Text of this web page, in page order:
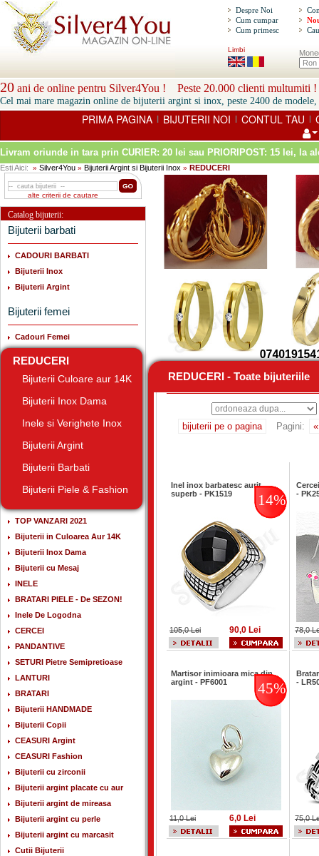
Despre Noi
Cum cumpar
Cum primesc
Limbi
20 ani de online pentru Silver4You ! Peste 20.000 clienti multumiti !
Cel mai mare magazin online de bijuterii argint si inox, peste 2400 de modele,
PRIMA PAGINA | BIJUTERII NOI | CONTUL TAU |
Livram oriunde in tara prin CURIER: 20 lei sau PRIORIPOST: 15 lei, la
Esti Aici: » Silver4You » Bijuterii Argint si Bijuterii Inox » REDUCERI
alte criterii de cautare
Catalog bijuterii:
Bijuterii barbati
CADOURI BARBATI
Bijuterii Inox
Bijuterii Argint
Bijuterii femei
Cadouri Femei
REDUCERI
Bijuterii Culoare aur 14K
Bijuterii Inox Dama
Inele si Verighete Inox
Bijuterii Argint
Bijuterii Barbati
Bijuterii Piele & Fashion
TOP VANZARI 2021
Bijuterii in Culoarea Aur 14K
Bijuterii Inox Dama
Bijuterii cu Mesaj
INELE
BRATARI PIELE - De SEZON!
Inele De Logodna
CERCEI
PANDANTIVE
SETURI Pietre Semipretioase
LANTURI
BRATARI
Bijuterii HANDMADE
Bijuterii Copii
CEASURI Argint
CEASURI Fashion
Bijuterii cu zirconii
Bijuterii argint placate cu aur
Bijuterii argint de mireasa
Bijuterii argint cu perle
Bijuterii argint cu marcasit
Cutii Bijuterii
REDUCERI - Toate bijuteriile
REDUCERI - Toate bijuteriile
bijuterii pe o pagina Pagini: «
Inel inox barbatesc aurit
superb - PK1519
14%
105,0 Lei 90,0 Lei
-
78,0
Martisor inimioara mica din
argint - PF6001
45%
11,0 Lei 6,0 Lei
-
75,0